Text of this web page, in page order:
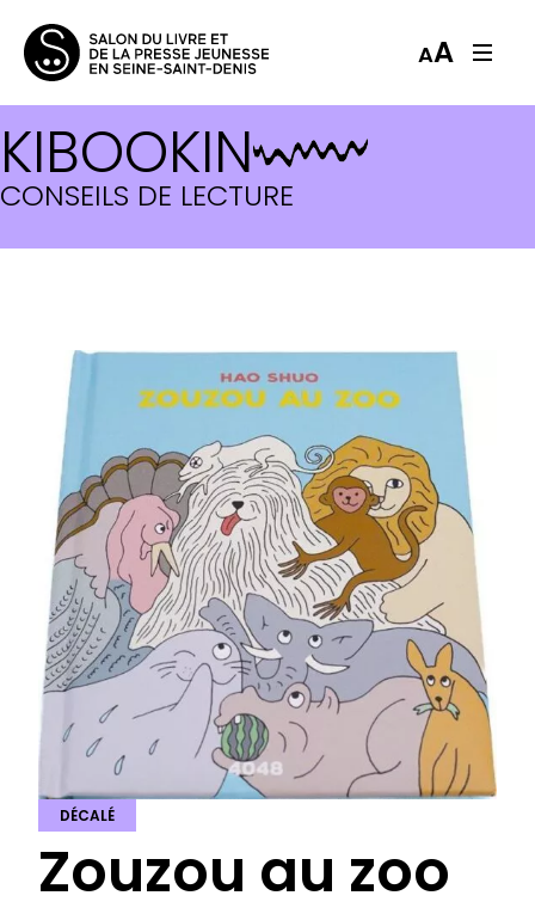
AA
KIBOOKIN
CONSEILS DE LECTURE
DÉCALÉ
Zouzou au zoo